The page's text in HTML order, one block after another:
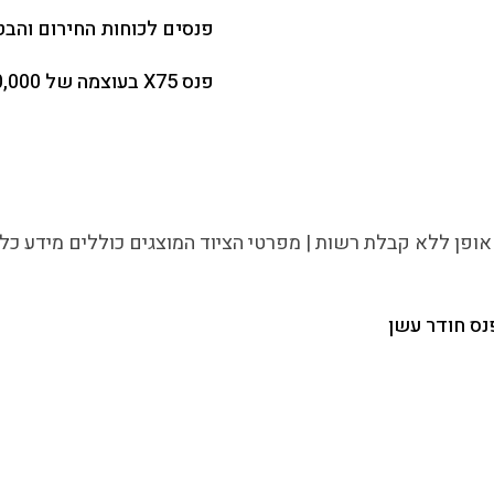
פנסים לכוחות החירום
פנס X75 בעוצמה של 80,000 לומן
ללא קבלת רשות | מפרטי הציוד המוצגים כוללים מידע
חודר עשן